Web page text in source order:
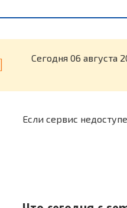
Cегодня 06
Если сервис